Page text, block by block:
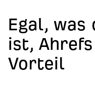
Egal, was
ist,
Vorteil